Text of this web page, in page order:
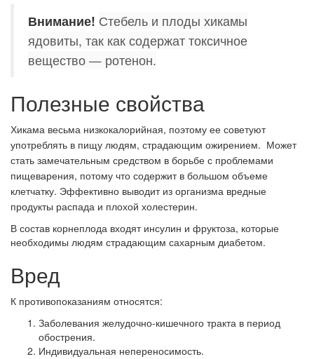
Внимание! Стебель и плоды хикамы
ядовиты, так как содержат токсичное
вещество — ротенон.
Полезные свойства
Хикама весьма низкокалорийная, поэтому ее советуют
употреблять в пищу людям, страдающим ожирением. Может
стать замечательным средством в борьбе с проблемами
пищеварения, потому что содержит в большом объеме
клетчатку. Эффективно выводит из организма вредные
продукты распада и плохой холестерин.
В состав корнеплода входят инсулин и фруктоза, которые
необходимы людям страдающим сахарным диабетом.
Вред
К противопоказаниям относятся:
Заболевания желудочно-кишечного тракта в период
обострения.
Индивидуальная непереносимость.